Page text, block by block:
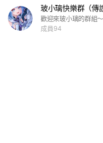
玻小璃快樂群（傳
成員94